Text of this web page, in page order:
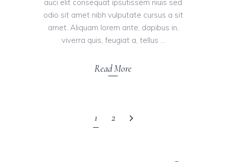
auci elit consequat ipsutissem niuis sed
odio sit amet nibh vulputate cursus a sit
amet. Aliquam lorem ante, dapibus in,
viverra quis, feugiat a, tellus
Read More
1 2